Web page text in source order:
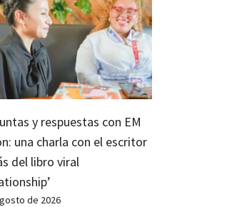
y respuestas con EM
una charla con el escritor
del libro viral
de 2026